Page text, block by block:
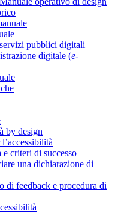
pubblici digitali
digitale (e-
by design
criteri di successo
una dichiarazione di
di feedback e procedura di